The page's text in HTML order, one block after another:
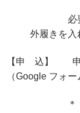
必要に
外履きを入
【申 込】 申
（Google フォー
＊ 申込